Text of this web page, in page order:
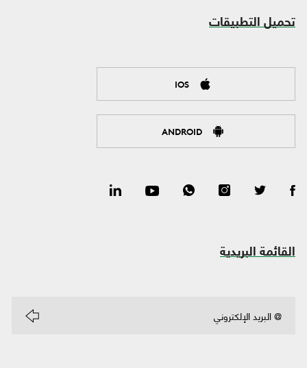
تحميل التطبيقات
IOS
ANDROID
القائمة البريدية